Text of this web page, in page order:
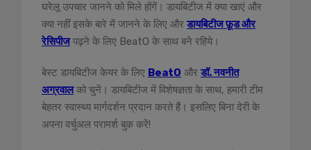
घरेलू उपचार जानने को मिले होंगें। डायबिटीज में क्या खाएं और
क्या नहीं इसके बारे में जानने के लिए और डायबिटीज फ़ूड और
रेसिपीजपढ़ने के लिए BeatO के साथ बने रहिये।
बेस्ट डायबिटीज केयर के लिए BeatO और डॉ. नवनीत
अग्रवालको चुनें। डायबिटीज में विशेषज्ञता के साथ, हमारी टीम
बेहतर स्वास्थ्य मार्गदर्शन प्रदान करते हैं। इसलिए बिना देरी के
अपना वर्चुअल परामर्श बुक करें!